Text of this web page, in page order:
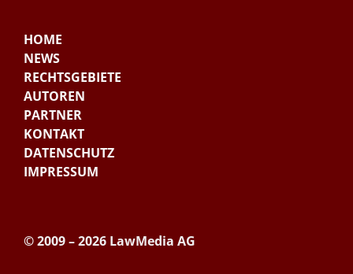
HOME
NEWS
RECHTSGEBIETE
AUTOREN
PARTNER
KONTAKT
DATENSCHUTZ
IMPRESSUM
© 2009 – 2026 LawMedia AG